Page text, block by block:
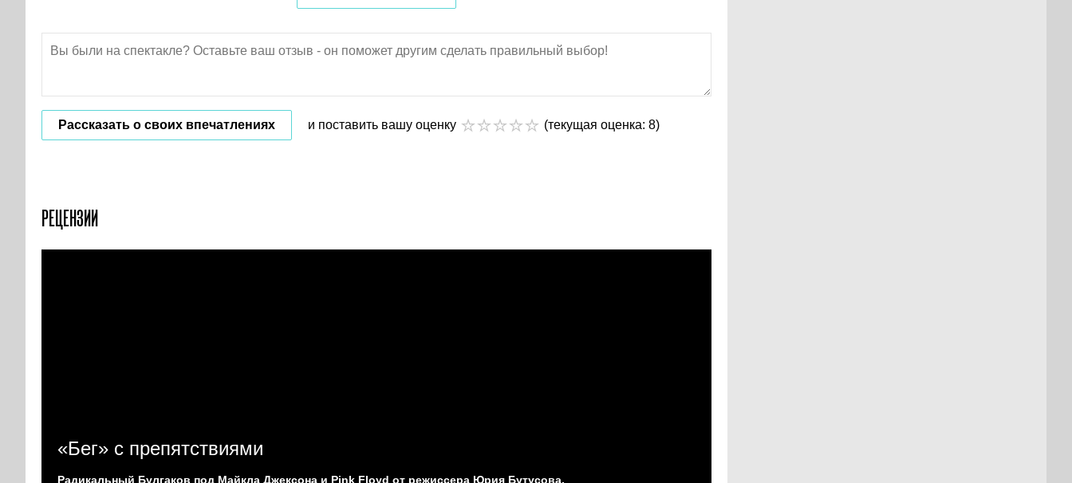
Рассказать о своих впечатлениях и поставить вашу оценку (текущая оценка: 8)
РЕЦЕНЗИИ
«Бег» с препятствиями
Радикальный Булгаков под Майкла Джексона и Pink Floyd от режиссера Юрия Бутусова.